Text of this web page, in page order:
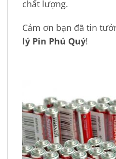
chất lượng.
Cảm ơn bạn đã tin
lý Pin Phú Quý!